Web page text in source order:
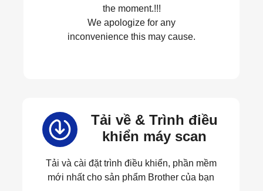
the moment.!!!
We apologize for any
inconvenience this may cause.
Tải về & Trình điều
khiển máy scan
Tải và cài đặt trình điều khiển, phần mềm
mới nhất cho sản phẩm Brother của bạn